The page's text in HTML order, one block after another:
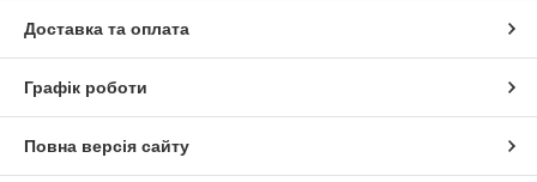
Доставка та оплата
Графік роботи
Повна версія сайту